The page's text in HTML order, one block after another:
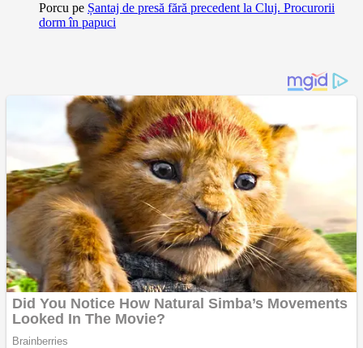
Porcu pe Șantaj de presă fără precedent la Cluj. Procurorii
dorm în papuci